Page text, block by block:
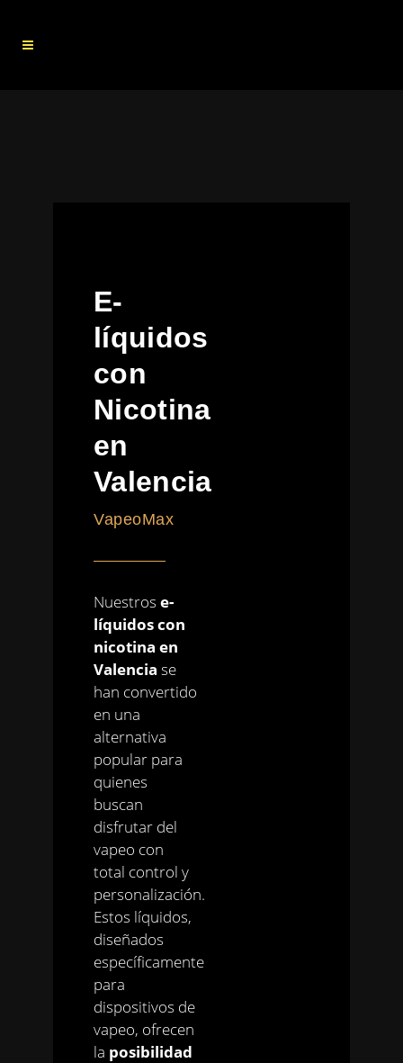
E-
líquidos
con
Nicotina
en
Valencia
VapeoMax
Nuestros e-
líquidos con
nicotina en
Valencia se
han convertido
en una
alternativa
popular para
quienes
buscan
disfrutar del
vapeo con
total control y
personalización.
Estos líquidos,
diseñados
específicamente
para
dispositivos de
vapeo, ofrecen
la posibilidad